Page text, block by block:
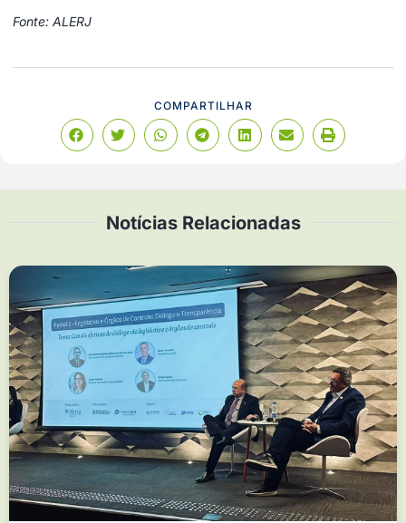
Fonte: ALERJ
COMPARTILHAR
Notícias Relacionadas